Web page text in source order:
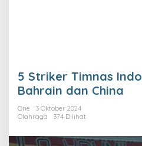
5 Striker Timnas
Bahrain dan China
One
3 Oktober 2024
Olahraga
374 Dilihat